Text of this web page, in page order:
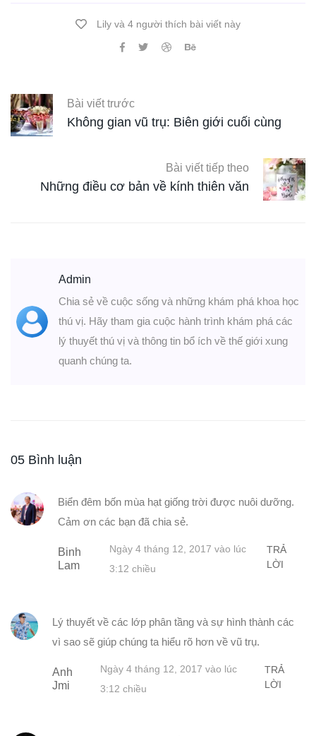
Lily và 4 người thích bài viết này
Bài viết trước
Không gian vũ trụ: Biên giới cuối cùng
Bài viết tiếp theo
Những điều cơ bản về kính thiên văn
Admin
Chia sẻ về cuộc sống và những khám phá khoa học
thú vị. Hãy tham gia cuộc hành trình khám phá các
lý thuyết thú vị và thông tin bổ ích về thế giới xung
quanh chúng ta.
05 Bình luận
Biển đêm bốn mùa hạt giống trời được nuôi dưỡng.
Cảm ơn các bạn đã chia sẻ.
Binh
Lam
Ngày 4 tháng 12, 2017 vào lúc
3:12 chiều
TRẢ
LỜI
Lý thuyết về các lớp phân tầng và sự hình thành các
vì sao sẽ giúp chúng ta hiểu rõ hơn về vũ trụ.
Anh
Jmi
Ngày 4 tháng 12, 2017 vào lúc
3:12 chiều
TRẢ
LỜI